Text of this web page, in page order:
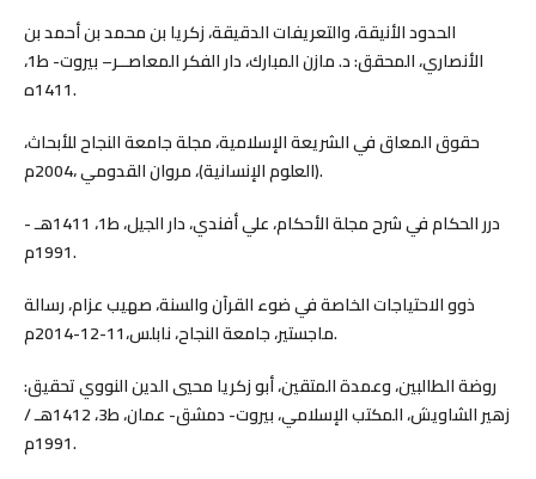
الحدود الأنيقة، والتعريفات الدقيقة، زكريا بن محمد بن أحمد بن
الأنصاري، المحقق: د. مازن المبارك، دار الفكر المعاصــر– بيروت- ط1،
1411ه.
حقوق المعاق في الشريعة الإسلامية، مجلة جامعة النجاح للأبحاث،
(العلوم الإنسانية)، مروان القدومي ،2004م.
درر الحكام في شرح مجلة الأحكام، علي أفندي، دار الجيل، ط1، 1411هـ -
1991م.
ذوو الاحتياجات الخاصة في ضوء القرآن والسنة، صهيب عزام، رسالة
ماجستير، جامعة النجاح، نابلس،11-12-2014م.
روضة الطالبين، وعمدة المتقين، أبو زكريا محيي الدين النووي تحقيق:
زهير الشاويش، المكتب الإسلامي، بيروت- دمشق- عمان، ط3، 1412هـ /
1991م.